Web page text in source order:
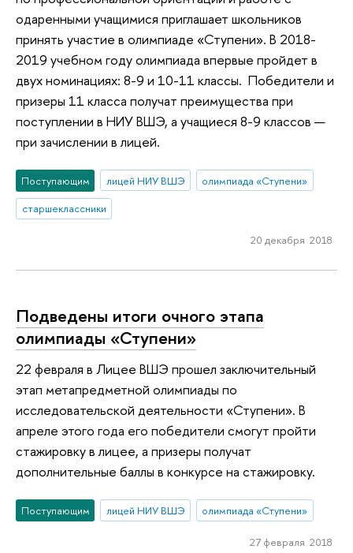
одаренными учащимися приглашает школьников
принять участие в олимпиаде «Ступени». В 2018-
2019 учебном году олимпиада впервые пройдет в
двух номинациях: 8-9 и 10-11 классы. Победители и
призеры 11 класса получат преимущества при
поступлении в НИУ ВШЭ, а учащиеся 8-9 классов —
при зачислении в лицей.
Поступающим лицей НИУ ВШЭ
олимпиада «Ступени»
старшеклассники
20 декабря 2018
Подведены итоги очного этапа
олимпиады «Ступени»
22 февраля в Лицее ВШЭ прошел заключительный
этап метапредметной олимпиады по
исследовательской деятельности «Ступени». В
апреле этого года его победители смогут пройти
стажировку в лицее, а призеры получат
дополнительные баллы в конкурсе на стажировку.
Поступающим лицей НИУ ВШЭ олимпиада «Ступени»
27 февраля 2018